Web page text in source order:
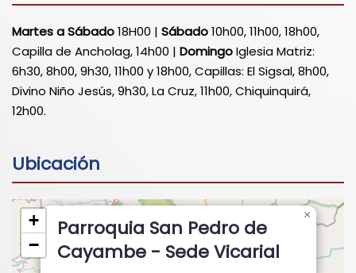
Martes a Sábado18H00 | Sábado10h00, 11h00, 18h00,
Capilla de Ancholag, 14h00 | DomingoIglesia Matriz:
6h30, 8h00, 9h30, 11h00 y 18h00, Capillas: El Sigsal, 8h00,
Divino Niño Jesús, 9h30, La Cruz, 11h00, Chiquinquirá,
12h00.
Ubicación
Parroquia San Pedro de
Cayambe - Sede Vicarial
×
+
−